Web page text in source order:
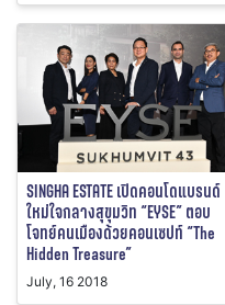
SINGHA ESTATE เปิดคอนโดแบรนด์
ใหม่ใจกลางสุขุมวิท “EYSE” ตอบ
โจทย์คนเมืองด้วยคอนเซปท์ “The
Hidden Treasure”
July, 16 2018